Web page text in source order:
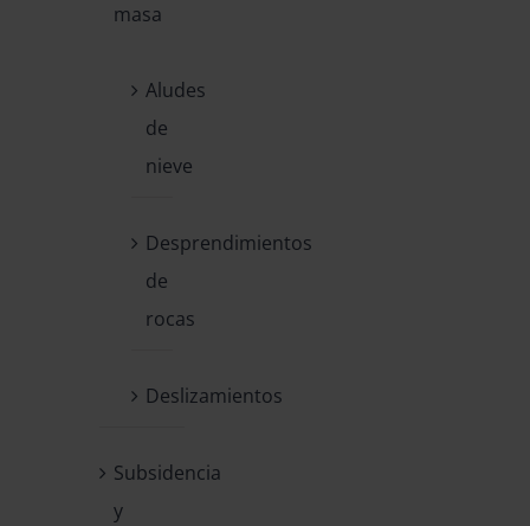
masa
Aludes
de
nieve
Desprendimientos
de
rocas
Deslizamientos
Subsidencia
y